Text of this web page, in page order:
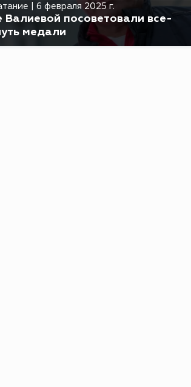
6 февраля 2025 г.
Валиевой посоветовали все-
медали